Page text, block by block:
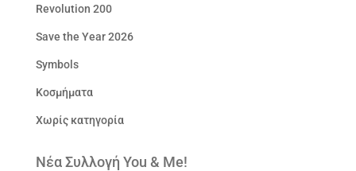
Revolution 200
Save the Year 2026
Symbols
Κοσμήματα
Χωρίς κατηγορία
Νέα Συλλογή You & Me!